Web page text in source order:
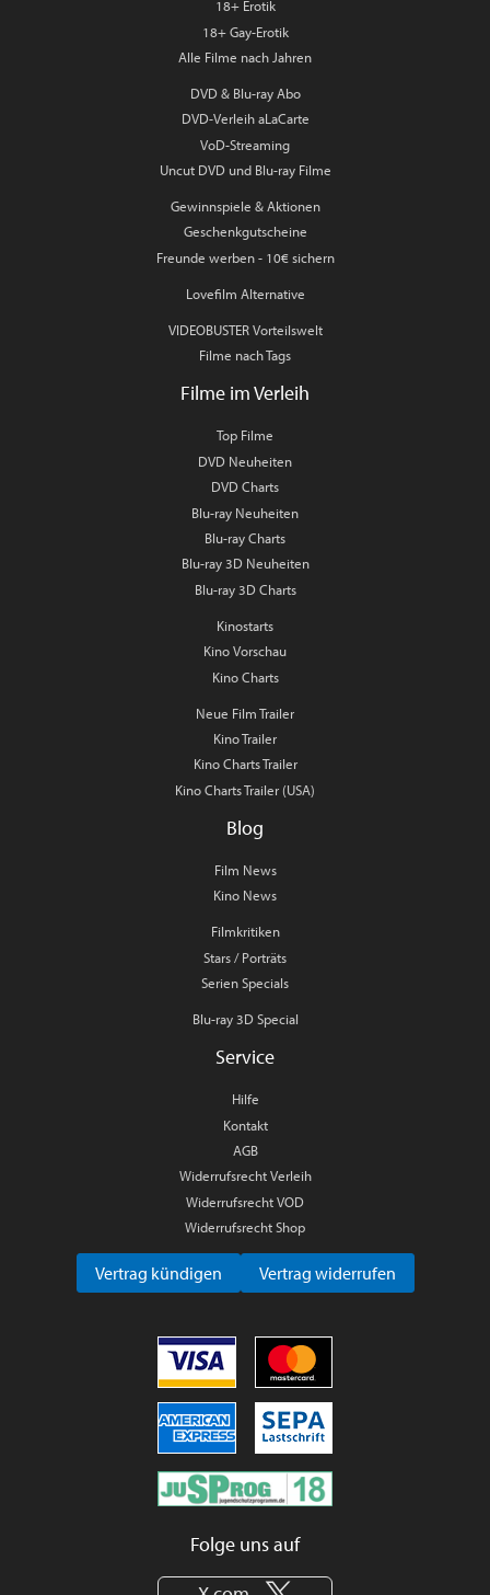
18+ Erotik
18+ Gay-Erotik
Alle Filme nach Jahren
DVD & Blu-ray Abo
DVD-Verleih aLaCarte
VoD-Streaming
Uncut DVD und Blu-ray Filme
Gewinnspiele & Aktionen
Geschenkgutscheine
Freunde werben - 10€ sichern
Lovefilm Alternative
VIDEOBUSTER Vorteilswelt
Filme nach Tags
Filme im Verleih
Top Filme
DVD Neuheiten
DVD Charts
Blu-ray Neuheiten
Blu-ray Charts
Blu-ray 3D Neuheiten
Blu-ray 3D Charts
Kinostarts
Kino Vorschau
Kino Charts
Neue Film Trailer
Kino Trailer
Kino Charts Trailer
Kino Charts Trailer (USA)
Blog
Film News
Kino News
Filmkritiken
Stars / Porträts
Serien Specials
Blu-ray 3D Special
Service
Hilfe
Kontakt
AGB
Widerrufsrecht Verleih
Widerrufsrecht VOD
Widerrufsrecht Shop
Vertrag kündigen Vertrag widerrufen
Folge uns auf